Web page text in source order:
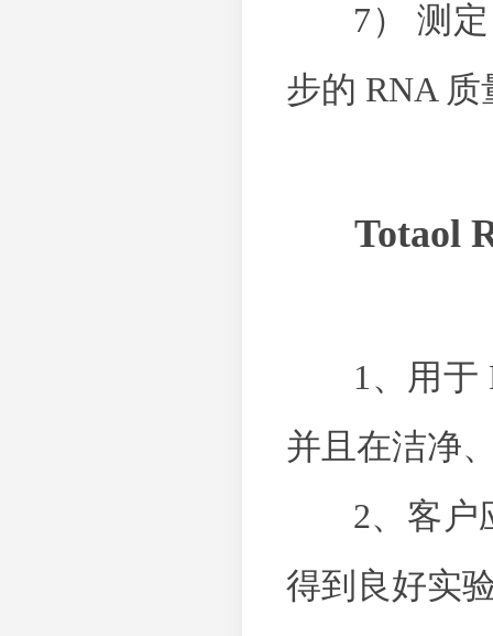
7） 测定
步的 RNA
Totaol
1、用于
并且在洁净
2、客户应
得到良好实